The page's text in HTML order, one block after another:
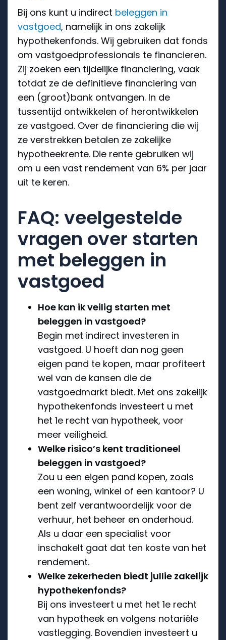
Bij ons kunt u indirect beleggen in
vastgoed, namelijk in ons zakelijk
hypothekenfonds. Wij gebruiken dat fonds
om vastgoedprofessionals te financieren.
Zij zoeken een tijdelijke financiering, vaak
totdat ze de definitieve financiering van
een (groot)bank ontvangen. In de
tussentijd ontwikkelen of herontwikkelen
ze vastgoed. Over de financiering die wij
ze verstrekken betalen ze zakelijke
hypotheekrente. Die rente gebruiken wij
om u een vast rendement van 6% per jaar
uit te keren.
FAQ: veelgestelde
vragen over starten
met beleggen in
vastgoed
Hoe kan ik veilig starten met
beleggen in vastgoed?
Begin met indirect investeren in
vastgoed. U hoeft dan nog geen
eigen pand te kopen, maar profiteert
wel van de kansen die de
vastgoedmarkt biedt. Met ons zakelijk
hypothekenfonds investeert u met
het 1e recht van hypotheek, voor
meer veiligheid.
Welke risico’s kent traditioneel
beleggen in vastgoed?
Zou u een eigen pand kopen, zoals
een woning, winkel of een kantoor? U
bent zelf verantwoordelijk voor de
verhuur, het beheer en onderhoud.
Als u daar een specialist voor
inschakelt gaat dat ten koste van het
rendement.
Welke zekerheden biedt jullie zakelijk
hypothekenfonds?
Bij ons investeert u met het 1e recht
van hypotheek en volgens notariële
vastlegging. Bovendien investeert u